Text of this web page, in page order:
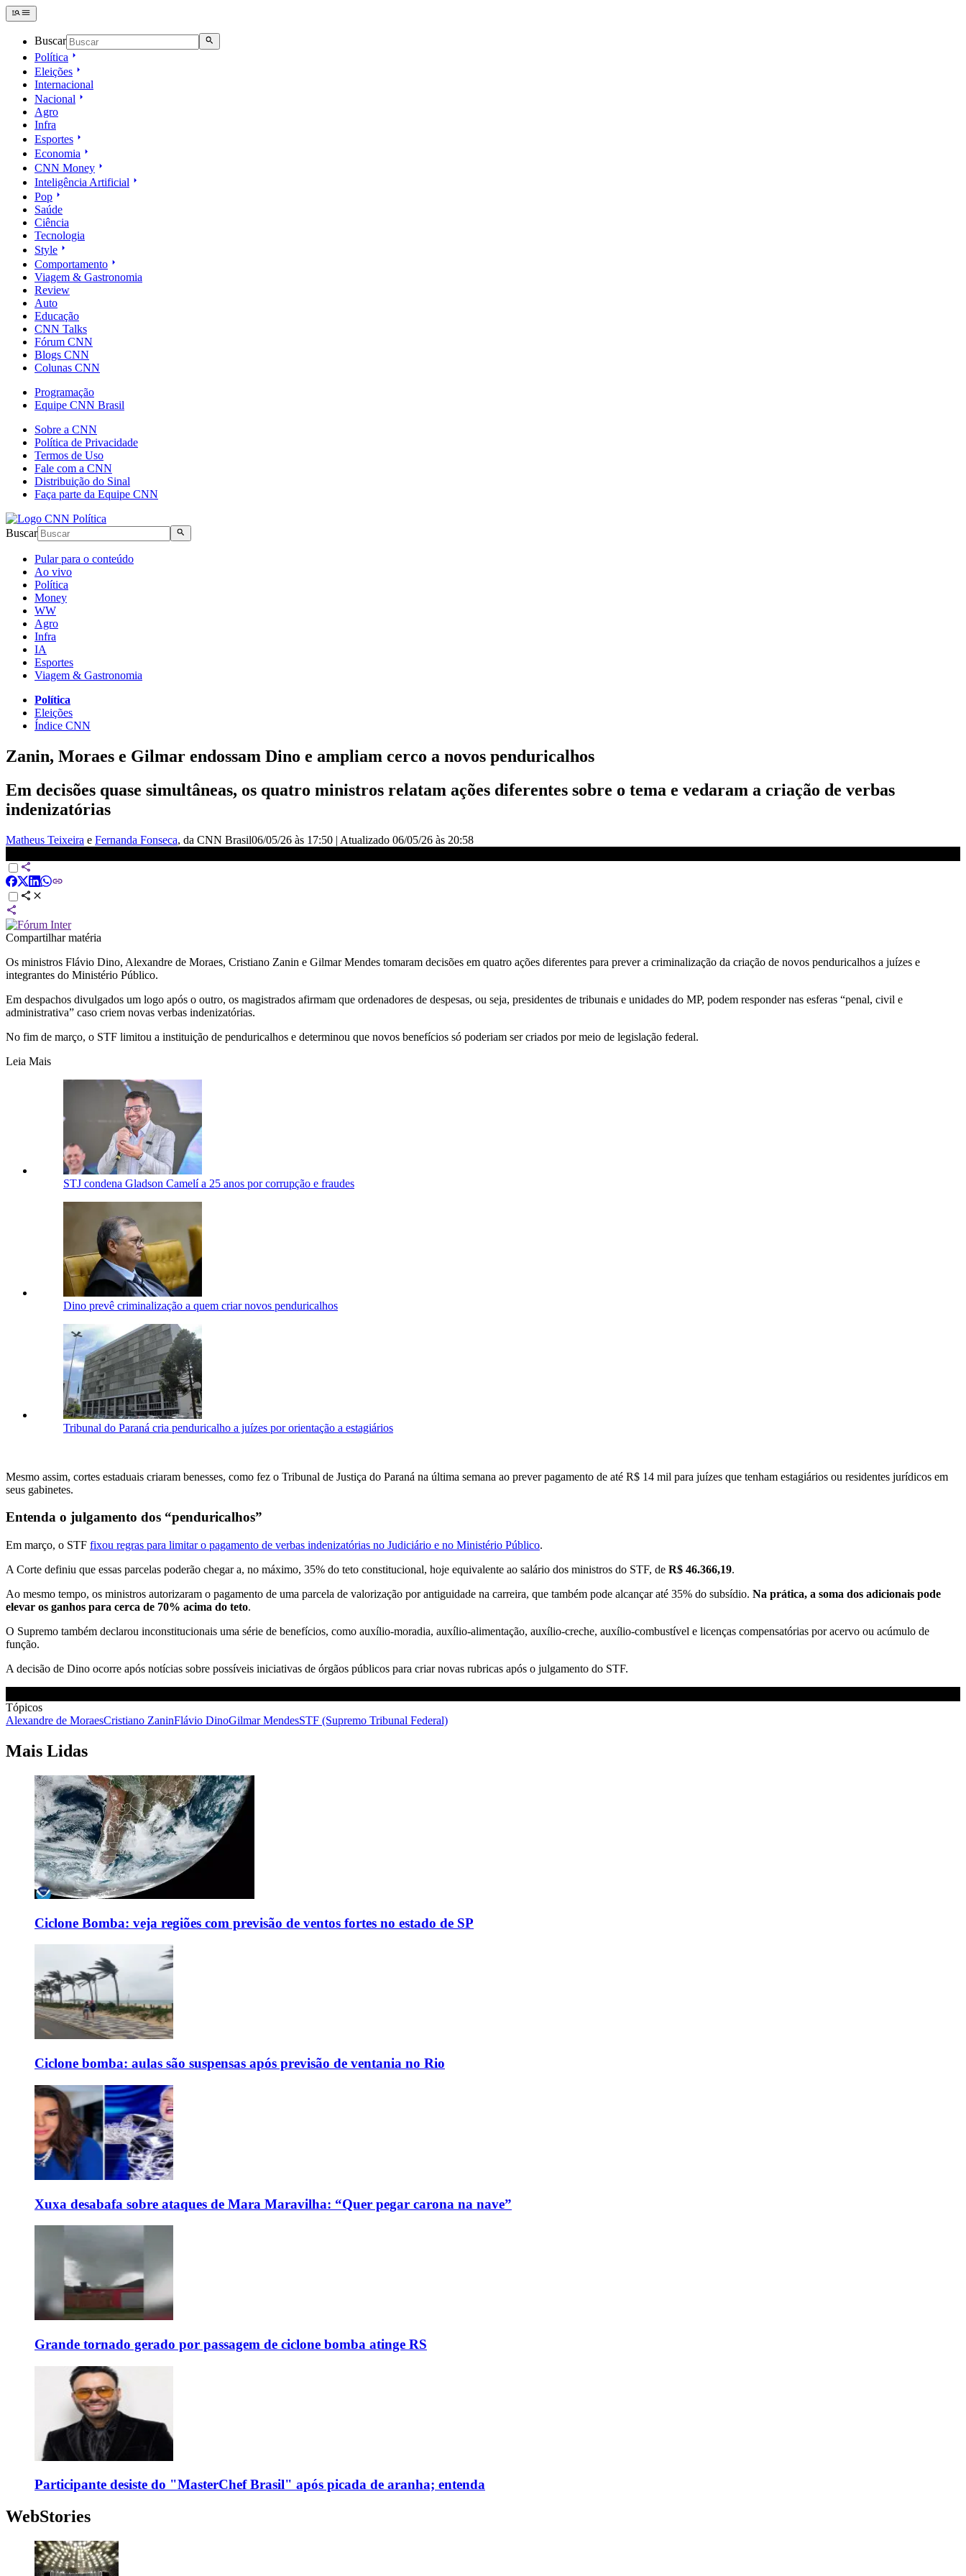
Buscar
Política
Eleições
Internacional
Nacional
Agro
Infra
Esportes
Economia
CNN Money
Inteligência Artificial
Pop
Saúde
Ciência
Tecnologia
Style
Comportamento
Viagem & Gastronomia
Review
Auto
Educação
CNN Talks
Fórum CNN
Blogs CNN
Colunas CNN
Programação
Equipe CNN Brasil
Sobre a CNN
Política de Privacidade
Termos de Uso
Fale com a CNN
Distribuição do Sinal
Faça parte da Equipe CNN
Buscar
Pular para o conteúdo
Ao vivo
Política
Money
WW
Agro
Infra
IA
Esportes
Viagem & Gastronomia
Política
Eleições
Índice CNN
Zanin, Moraes e Gilmar endossam Dino e ampliam cerco a novos penduricalhos
Em decisões quase simultâneas, os quatro ministros relatam ações diferentes sobre o tema e vedaram a criação de verbas
indenizatórias
Matheus Teixeira e Fernanda Fonseca, da CNN Brasil06/05/26 às 17:50 | Atualizado 06/05/26 às 20:58
Compartilhar matéria
Os ministros Flávio Dino, Alexandre de Moraes, Cristiano Zanin e Gilmar Mendes tomaram decisões em quatro ações diferentes para prever a criminalização da criação de novos penduricalhos a juízes e
integrantes do Ministério Público.
Em despachos divulgados um logo após o outro, os magistrados afirmam que ordenadores de despesas, ou seja, presidentes de tribunais e unidades do MP, podem responder nas esferas “penal, civil e
administrativa” caso criem novas verbas indenizatórias.
No fim de março, o STF limitou a instituição de penduricalhos e determinou que novos benefícios só poderiam ser criados por meio de legislação federal.
Leia Mais
STJ condena Gladson Camelí a 25 anos por corrupção e fraudes
Dino prevê criminalização a quem criar novos penduricalhos
Tribunal do Paraná cria penduricalho a juízes por orientação a estagiários
Mesmo assim, cortes estaduais criaram benesses, como fez o Tribunal de Justiça do Paraná na última semana ao prever pagamento de até R$ 14 mil para juízes que tenham estagiários ou residentes jurídicos em
seus gabinetes.
Entenda o julgamento dos “penduricalhos”
Em março, o STF fixou regras para limitar o pagamento de verbas indenizatórias no Judiciário e no Ministério Público.
A Corte definiu que essas parcelas poderão chegar a, no máximo, 35% do teto constitucional, hoje equivalente ao salário dos ministros do STF, de R$ 46.366,19.
Ao mesmo tempo, os ministros autorizaram o pagamento de uma parcela de valorização por antiguidade na carreira, que também pode alcançar até 35% do subsídio. Na prática, a soma dos adicionais pode
elevar os ganhos para cerca de 70% acima do teto.
O Supremo também declarou inconstitucionais uma série de benefícios, como auxílio-moradia, auxílio-alimentação, auxílio-creche, auxílio-combustível e licenças compensatórias por acervo ou acúmulo de
função.
A decisão de Dino ocorre após notícias sobre possíveis iniciativas de órgãos públicos para criar novas rubricas após o julgamento do STF.
Tópicos
Alexandre de MoraesCristiano ZaninFlávio DinoGilmar MendesSTF (Supremo Tribunal Federal)
Mais Lidas
Ciclone Bomba: veja regiões com previsão de ventos fortes no estado de SP
Ciclone bomba: aulas são suspensas após previsão de ventania no Rio
Xuxa desabafa sobre ataques de Mara Maravilha: “Quer pegar carona na nave”
Grande tornado gerado por passagem de ciclone bomba atinge RS
Participante desiste do "MasterChef Brasil" após picada de aranha; entenda
WebStories